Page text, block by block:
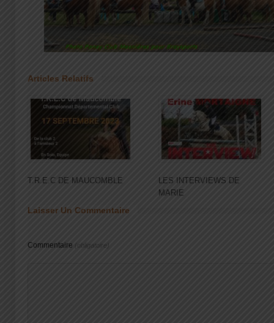
Articles Relatifs
T.R.E.C DE MAUCOMBLE
LES INTERVIEWS DE
MARIE
Laisser Un Commentaire
Commentaire (obligatoire)